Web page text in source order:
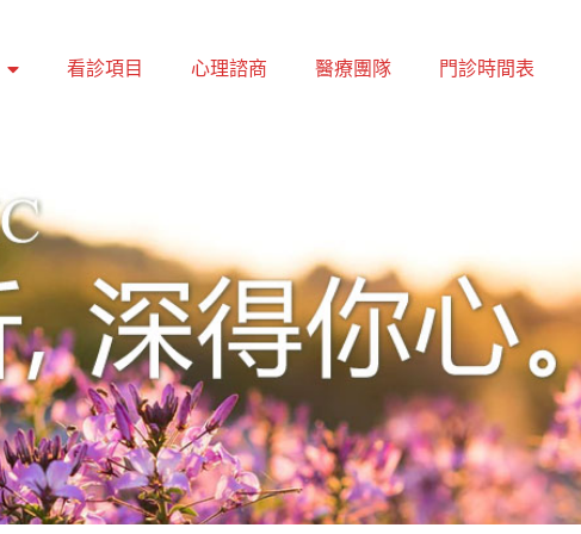
看診項目 心理諮商 醫療團隊 門診時間表